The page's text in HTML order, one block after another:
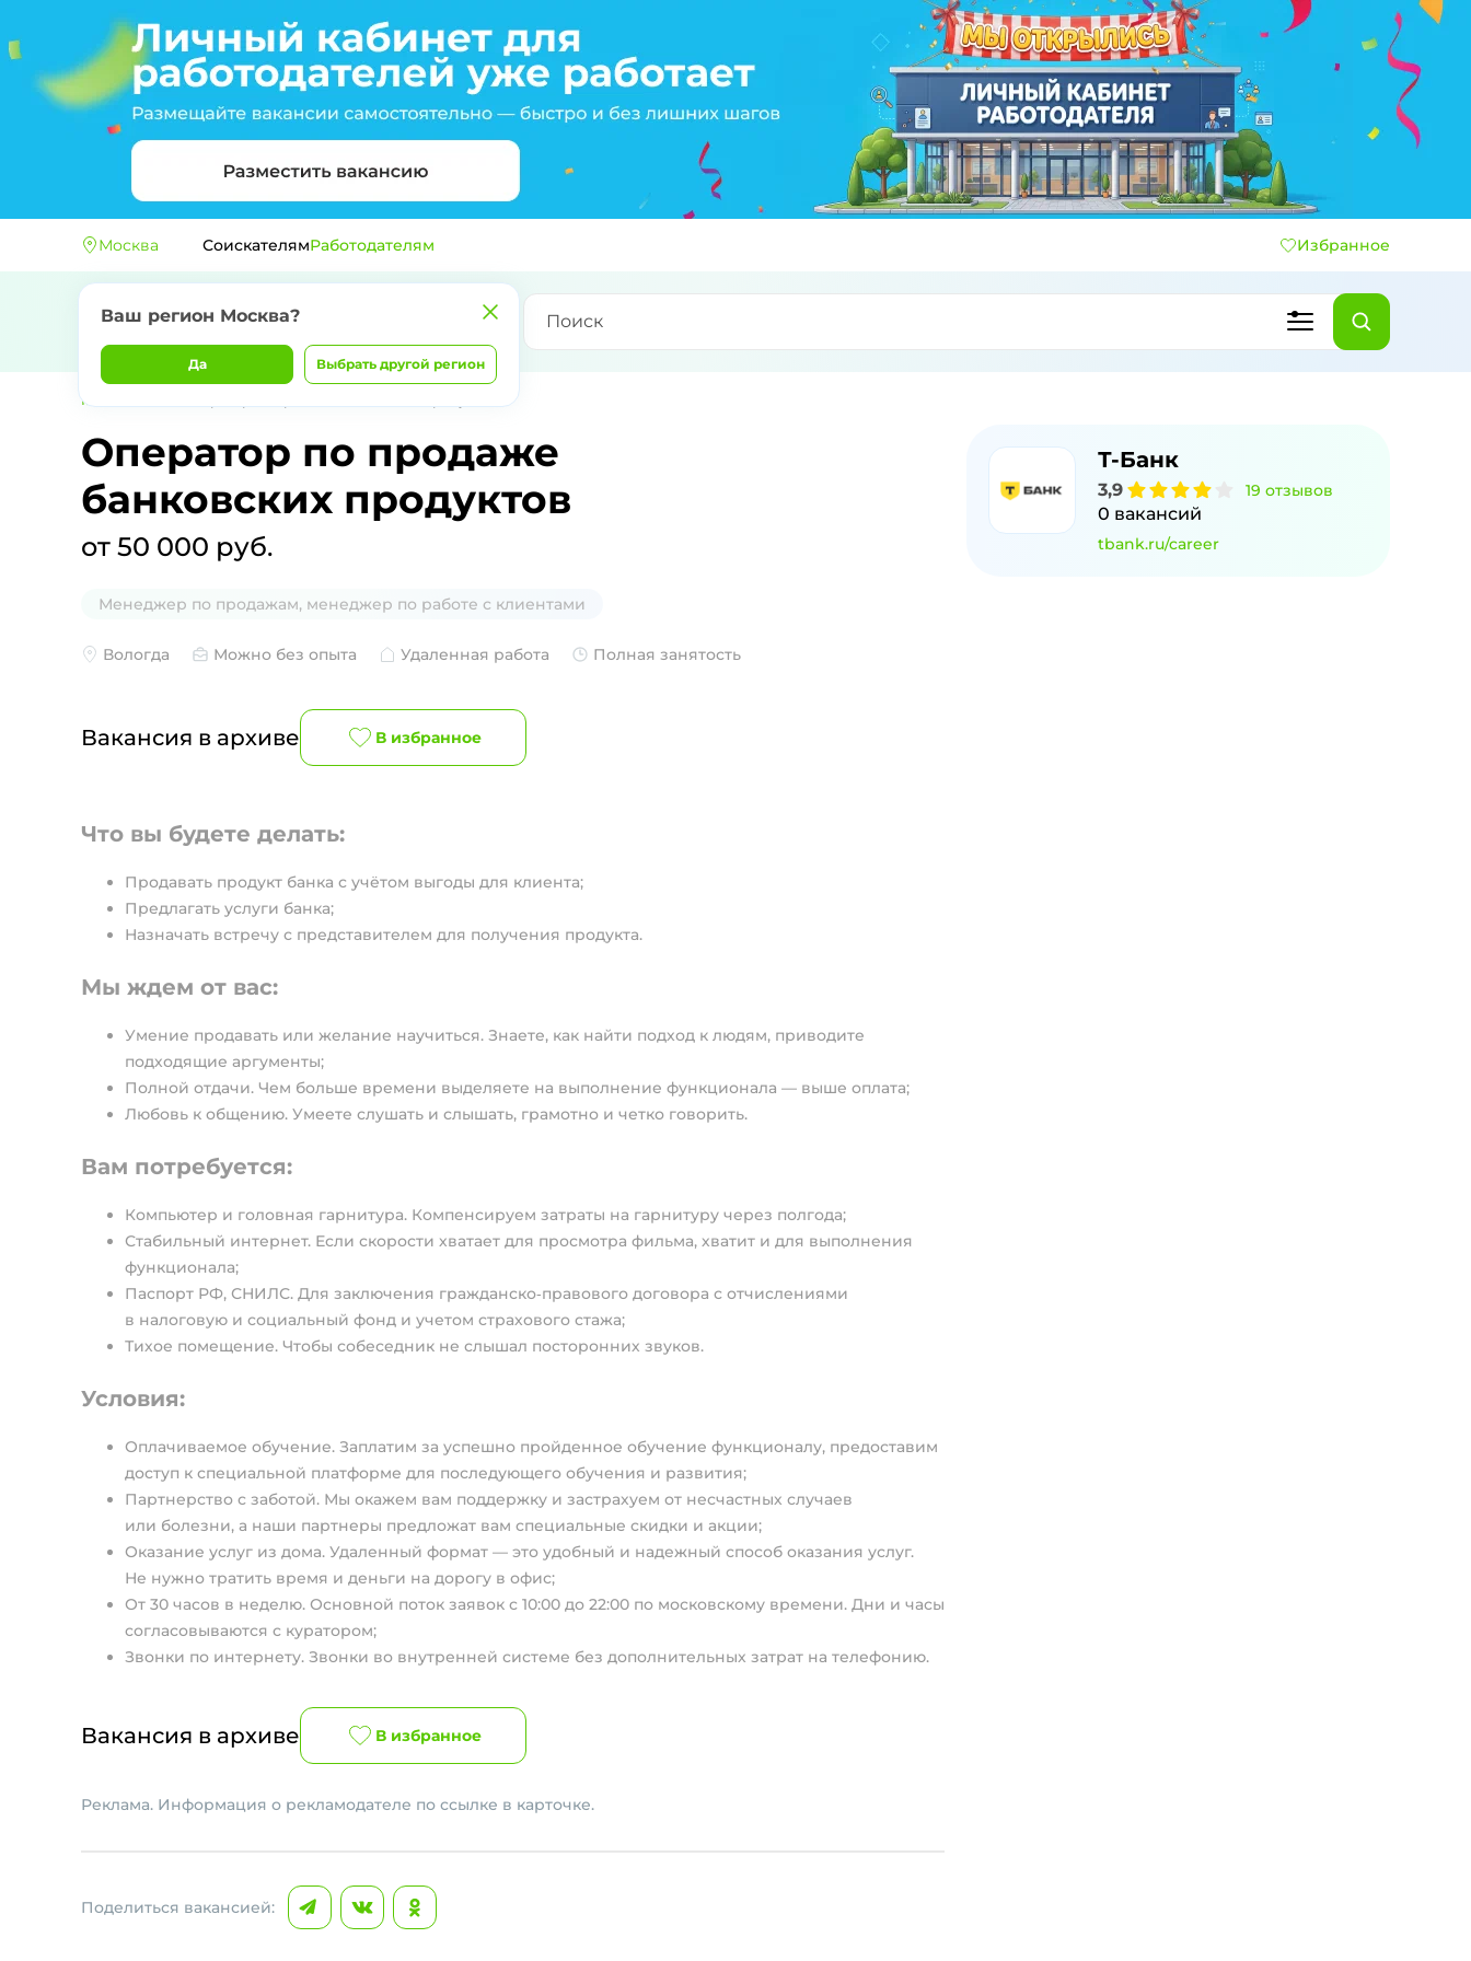
Москва
Ваш регион Москва?
Да Выбрать другой регион
СоискателямРаботодателям Избранное
Главная
Оператор по продаже
банковских продуктов
от 50 000 руб.
Менеджер по продажам, менеджер по работе с клиентами
Вологда Можно без опыта Удаленная работа Полная занятость
Вакансия в архиве В избранное
Т-Банк
3,9 19 отзывов
0 вакансий
tbank.ru/career
Что вы будете делать:
Продавать продукт банка с учётом выгоды для клиента;
Предлагать услуги банка;
Назначать встречу с представителем для получения продукта.
Мы ждем от вас:
Умение продавать или желание научиться. Знаете, как найти подход к людям, приводите
подходящие аргументы;
Полной отдачи. Чем больше времени выделяете на выполнение функционала — выше оплата;
Любовь к общению. Умеете слушать и слышать, грамотно и четко говорить.
Вам потребуется:
Компьютер и головная гарнитура. Компенсируем затраты на гарнитуру через полгода;
Стабильный интернет. Если скорости хватает для просмотра фильма, хватит и для выполнения
функционала;
Паспорт РФ, СНИЛС. Для заключения гражданско‑правового договора с отчислениями
в налоговую и социальный фонд и учетом страхового стажа;
Тихое помещение. Чтобы собеседник не слышал посторонних звуков.
Условия:
Оплачиваемое обучение. Заплатим за успешно пройденное обучение функционалу, предоставим
доступ к специальной платформе для последующего обучения и развития;
Партнерство с заботой. Мы окажем вам поддержку и застрахуем от несчастных случаев
или болезни, а наши партнеры предложат вам специальные скидки и акции;
Оказание услуг из дома. Удаленный формат — это удобный и надежный способ оказания услуг.
Не нужно тратить время и деньги на дорогу в офис;
От 30 часов в неделю. Основной поток заявок с 10:00 до 22:00 по московскому времени. Дни и часы
согласовываются с куратором;
Звонки по интернету. Звонки во внутренней системе без дополнительных затрат на телефонию.
Вакансия в архиве В избранное
Реклама. Информация о рекламодателе по ссылке в карточке.
Поделиться вакансией: